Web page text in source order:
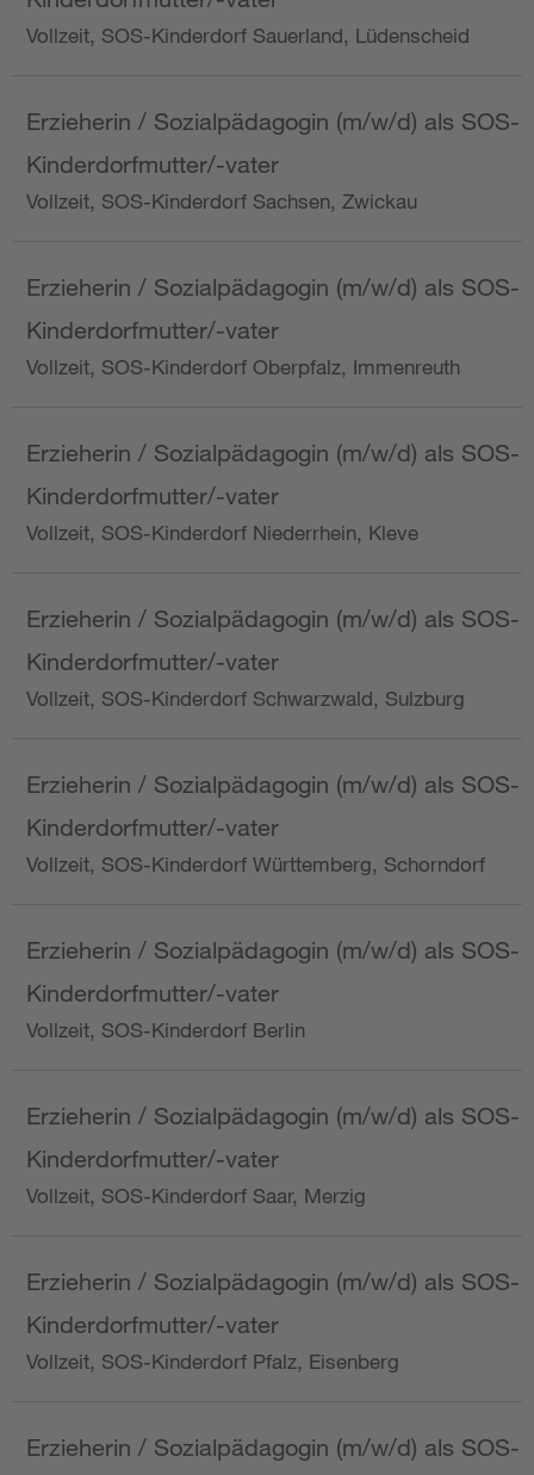
Vollzeit, SOS-Kinderdorf Sauerland, Lüdenscheid
Erzieherin / Sozialpädagogin (m/w/d) als SOS-
Kinderdorfmutter/-vater
Vollzeit, SOS-Kinderdorf Sachsen, Zwickau
Erzieherin / Sozialpädagogin (m/w/d) als SOS-
Kinderdorfmutter/-vater
Vollzeit, SOS-Kinderdorf Oberpfalz, Immenreuth
Erzieherin / Sozialpädagogin (m/w/d) als SOS-
Kinderdorfmutter/-vater
Vollzeit, SOS-Kinderdorf Niederrhein, Kleve
Erzieherin / Sozialpädagogin (m/w/d) als SOS-
Kinderdorfmutter/-vater
Vollzeit, SOS-Kinderdorf Schwarzwald, Sulzburg
Erzieherin / Sozialpädagogin (m/w/d) als SOS-
Kinderdorfmutter/-vater
Vollzeit, SOS-Kinderdorf Württemberg, Schorndorf
Erzieherin / Sozialpädagogin (m/w/d) als SOS-
Kinderdorfmutter/-vater
Vollzeit, SOS-Kinderdorf Berlin
Erzieherin / Sozialpädagogin (m/w/d) als SOS-
Kinderdorfmutter/-vater
Vollzeit, SOS-Kinderdorf Saar, Merzig
Erzieherin / Sozialpädagogin (m/w/d) als SOS-
Kinderdorfmutter/-vater
Vollzeit, SOS-Kinderdorf Pfalz, Eisenberg
Erzieherin / Sozialpädagogin (m/w/d) als SOS-